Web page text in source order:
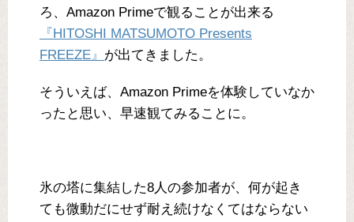
ろ、Amazon Primeで観ることが出来る
『HITOSHI MATSUMOTO Presents
FREEZE』 が出てきました。
そういえば、Amazon Primeを体験していなか
ったと思い、早速観てみることに。
氷の塔に集結した8人の参加者が、何が起き
ても微動だにせず耐え続けなくてはならない